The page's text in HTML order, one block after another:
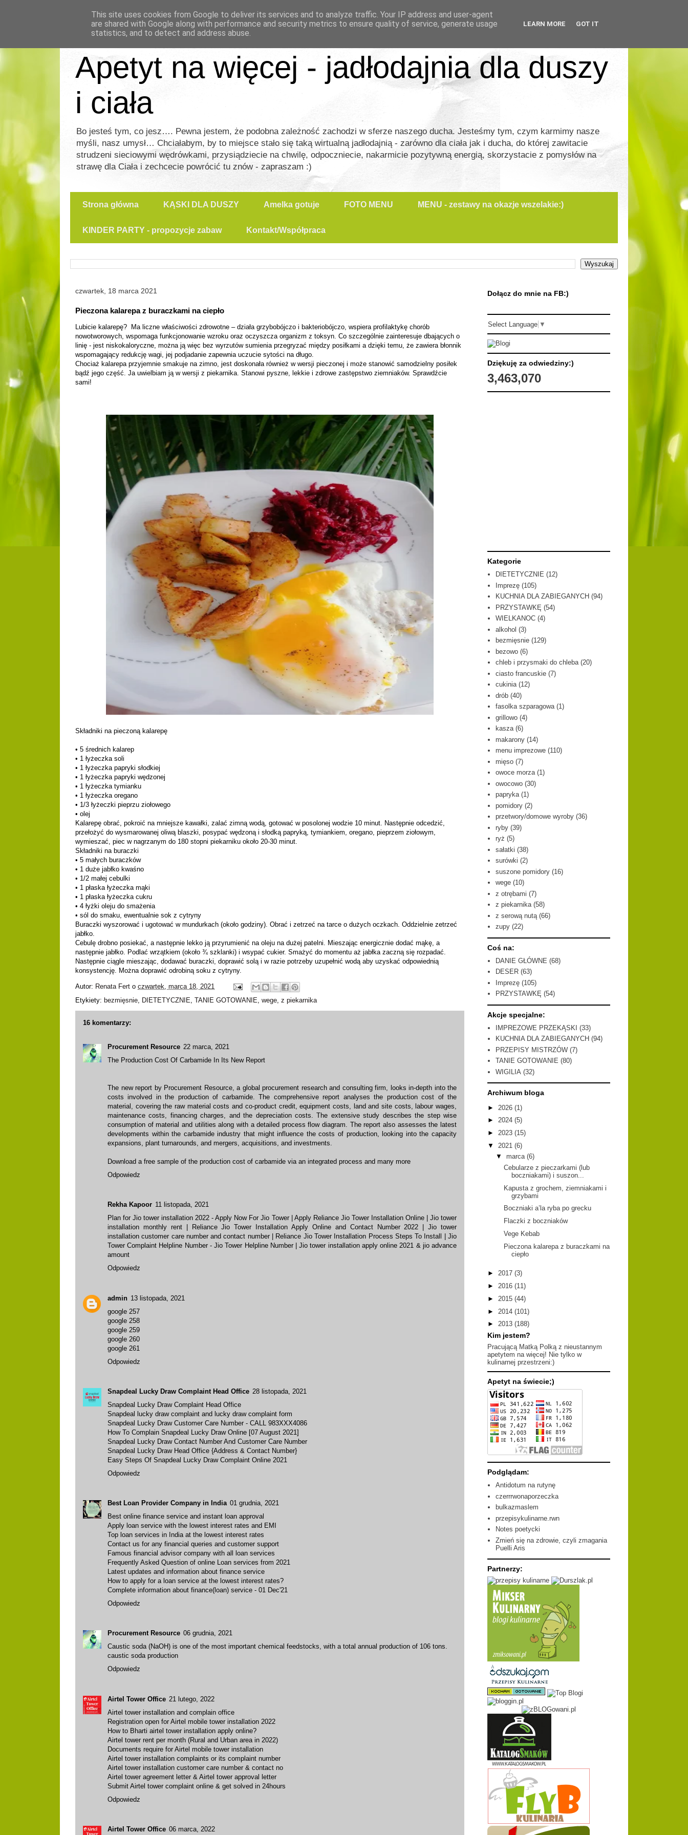
Apetyt na więcej - jadłodajnia dla duszy
i ciała
Bo jesteś tym, co jesz…. Pewna jestem, że podobna zależność zachodzi w sferze naszego ducha. Jesteśmy tym, czym karmimy nasze
myśli, nasz umysł… Chciałabym, by to miejsce stało się taką wirtualną jadłodajnią - zarówno dla ciała jak i ducha, do której zawitacie
strudzeni sieciowymi wędrówkami, przysiądziecie na chwilę, odpoczniecie, nakarmicie pozytywną energią, skorzystacie z pomysłów na
strawę dla Ciała i zechcecie powrócić tu znów - zapraszam :)
Strona główna KĄSKI DLA DUSZY Amelka gotuje FOTO MENU MENU - zestawy na okazje wszelakie:)
KINDER PARTY - propozycje zabaw Kontakt/Współpraca
czwartek, 18 marca 2021
Pieczona kalarepa z buraczkami na ciepło
Lubicie kalarepę? Ma liczne właściwości zdrowotne – działa grzybobójczo i bakteriobójczo, wspiera profilaktykę chorób
nowotworowych, wspomaga funkcjonowanie wzroku oraz oczyszcza organizm z toksyn. Co szczególnie zainteresuje dbających o
linię - jest niskokaloryczne, można ją więc bez wyrzutów sumienia przegryzać między posiłkami a dzięki temu, że zawiera błonnik
wspomagający redukcję wagi, jej podjadanie zapewnia uczucie sytości na długo.
Chociaż kalarepa przyjemnie smakuje na zimno, jest doskonała również w wersji pieczonej i może stanowić samodzielny posiłek
bądź jego część. Ja uwielbiam ją w wersji z piekarnika. Stanowi pyszne, lekkie i zdrowe zastępstwo ziemniaków. Sprawdźcie
sami!
Składniki na pieczoną kalarepę
• 5 średnich kalarep
• 1 łyżeczka soli
• 1 łyżeczka papryki słodkiej
• 1 łyżeczka papryki wędzonej
• 1 łyżeczka tymianku
• 1 łyżeczka oregano
• 1/3 łyżeczki pieprzu ziołowego
• olej
Kalarepę obrać, pokroić na mniejsze kawałki, zalać zimną wodą, gotować w posolonej wodzie 10 minut. Następnie odcedzić,
przełożyć do wysmarowanej oliwą blaszki, posypać wędzoną i słodką papryką, tymiankiem, oregano, pieprzem ziołowym,
wymieszać, piec w nagrzanym do 180 stopni piekarniku około 20-30 minut.
Składniki na buraczki
• 5 małych buraczków
• 1 duże jabłko kwaśno
• 1/2 małej cebulki
• 1 płaska łyżeczka mąki
• 1 płaska łyżeczka cukru
• 4 łyżki oleju do smażenia
• sól do smaku, ewentualnie sok z cytryny
Buraczki wyszorować i ugotować w mundurkach (około godziny). Obrać i zetrzeć na tarce o dużych oczkach. Oddzielnie zetrzeć
jabłko.
Cebulę drobno posiekać, a następnie lekko ją przyrumienić na oleju na dużej patelni. Mieszając energicznie dodać mąkę, a
następnie jabłko. Podlać wrzątkiem (około ¾ szklanki) i wsypać cukier. Smażyć do momentu aż jabłka zaczną się rozpadać.
Następnie ciągle mieszając, dodawać buraczki, doprawić solą i w razie potrzeby uzupełnić wodą aby uzyskać odpowiednią
konsystencję. Można doprawić odrobiną soku z cytryny.
Autor: Renata Fert o czwartek, marca 18, 2021
Etykiety: bezmięsnie, DIETETYCZNIE, TANIE GOTOWANIE, wege, z piekarnika
16 komentarzy:
Procurement Resource 22 marca, 2021
The Production Cost Of Carbamide In Its New Report
The new report by Procurement Resource, a global procurement research and consulting firm, looks in-depth into the
costs involved in the production of carbamide. The comprehensive report analyses the production cost of the
material, covering the raw material costs and co-product credit, equipment costs, land and site costs, labour wages,
maintenance costs, financing charges, and the depreciation costs. The extensive study describes the step wise
consumption of material and utilities along with a detailed process flow diagram. The report also assesses the latest
developments within the carbamide industry that might influence the costs of production, looking into the capacity
expansions, plant turnarounds, and mergers, acquisitions, and investments.
Download a free sample of the production cost of carbamide via an integrated process and many more
Odpowiedz
Rekha Kapoor 11 listopada, 2021
Plan for Jio tower installation 2022 - Apply Now For Jio Tower| Apply Reliance Jio Tower Installation Online | Jio tower
installation monthly rent| Reliance Jio Tower Installation Apply Online and Contact Number 2022 |Jio tower
installation customer care number and contact number| Reliance Jio Tower Installation Process Steps To Install |Jio
Tower Complaint Helpline Number - Jio Tower Helpline Number|Jio tower installation apply online 2021 & jio advance
amount
Odpowiedz
admin 13 listopada, 2021
google 257
google 258
google 259
google 260
google 261
Odpowiedz
Snapdeal Lucky Draw Complaint Head Office 28 listopada, 2021
Snapdeal Lucky Draw Complaint Head Office
Snapdeal lucky draw complaint and lucky draw complaint form
Snapdeal Lucky Draw Customer Care Number - CALL 983XXX4086
How To Complain Snapdeal Lucky Draw Online [07 August 2021]
Snapdeal Lucky Draw Contact Number And Customer Care Number
Snapdeal Lucky Draw Head Office {Address & Contact Number}
Easy Steps Of Snapdeal Lucky Draw Complaint Online 2021
Odpowiedz
Best Loan Provider Company in India 01 grudnia, 2021
Best online finance service and instant loan approval
Apply loan service with the lowest interest rates and EMI
Top loan services in India at the lowest interest rates
Contact us for any financial queries and customer support
Famous financial advisor company with all loan services
Frequently Asked Question of online Loan services from 2021
Latest updates and information about finance service
How to apply for a loan service at the lowest interest rates?
Complete information about finance(loan) service - 01 Dec'21
Odpowiedz
Procurement Resource 06 grudnia, 2021
Caustic soda (NaOH) is one of the most important chemical feedstocks, with a total annual production of 106 tons.
caustic soda production
Odpowiedz
Airtel Tower Office 21 lutego, 2022
Airtel tower installation and complain office
Registration open for Airtel mobile tower installation 2022
How to Bharti airtel tower installation apply online?
Airtel tower rent per month (Rural and Urban area in 2022)
Documents require for Airtel mobile tower installation
Airtel tower installation complaints or its complaint number
Airtel tower installation customer care number & contact no
Airtel tower agreement letter & Airtel tower approval letter
Submit Airtel tower complaint online & get solved in 24hours
Odpowiedz
Airtel Tower Office 06 marca, 2022
Dołącz do mnie na FB:)
Select Language ▼
Dziękuję za odwiedziny:)
3,463,070
Kategorie
DIETETYCZNIE (12)
Imprezę (105)
KUCHNIA DLA ZABIEGANYCH (94)
PRZYSTAWKĘ (54)
WIELKANOC (4)
alkohol (3)
bezmięsnie (129)
bezowo (6)
chleb i przysmaki do chleba (20)
ciasto francuskie (7)
cukinia (12)
drób (40)
fasolka szparagowa (1)
grillowo (4)
kasza (6)
makarony (14)
menu imprezowe (110)
mięso (7)
owoce morza (1)
owocowo (30)
papryka (1)
pomidory (2)
przetwory/domowe wyroby (36)
ryby (39)
ryż (5)
sałatki (38)
surówki (2)
suszone pomidory (16)
wege (10)
z otrębami (7)
z piekarnika (58)
z serową nutą (66)
zupy (22)
Coś na:
DANIE GŁÓWNE (68)
DESER (63)
Imprezę (105)
PRZYSTAWKĘ (54)
Akcje specjalne:
IMPREZOWE PRZEKĄSKI
(33)
KUCHNIA DLA ZABIEGANYCH (94)
PRZEPISY MISTRZÓW (7)
TANIE GOTOWANIE (80)
WIGILIA (32)
Archiwum bloga
► 2026 (1)
► 2024 (5)
► 2023 (15)
▼ 2021 (6)
▼ marca (6)
Cebularze z pieczarkami (lub
boczniakami) i suszon...
Kapusta z grochem, ziemniakami i
grzybami
Boczniaki a’la ryba po grecku
Flaczki z boczniaków
Vege Kebab
Pieczona kalarepa z buraczkami na
ciepło
► 2017 (3)
► 2016 (11)
► 2015 (44)
► 2014 (101)
► 2013 (188)
Kim jestem?
Pracującą Matką Polką z nieustannym
apetytem na więcej! Nie tylko w
kulinarnej przestrzeni:)
Apetyt na świecie;)
Podglądam:
Antidotum na rutynę
czerrrwonaporzeczka
bulkazmaslem
przepisykulinarne.rwn
Notes poetycki
Zmień się na zdrowie, czyli zmagania
Puelli Aris
Partnerzy:
This site uses cookies from Google to deliver its services and to analyze traffic. Your IP address and user-agent
are shared with Google along with performance and security metrics to ensure quality of service, generate usage
statistics, and to detect and address abuse.
LEARN MORE GOT IT